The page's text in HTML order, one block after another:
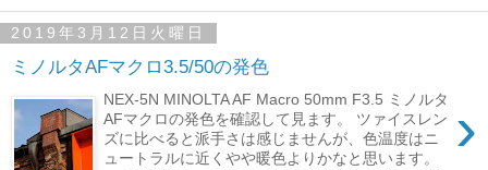
2019年3月12日火曜日
ミノルタAFマクロ3.5/50の発色
›
NEX-5N MINOLTA AF Macro 50mm F3.5 ミノルタ
AFマクロの発色を確認して見ます。 ツァイスレン
ズに比べると派手さは感じませんが、色温度はニ
ュートラルに近くやや暖色よりかなと思います。